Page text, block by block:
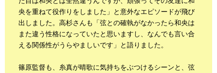
央を重ねて役作りをしました」と意外なエピソードが飛び
出しました。高杉さんも「弦との確執がなかったら和央は
また違う性格になっていたと思いますし、なんでも言い合
える関係性がうらやましいです」と語りました。
篠原監督も、糸真が晴歌に気持ちをぶつけるシーンと、弦